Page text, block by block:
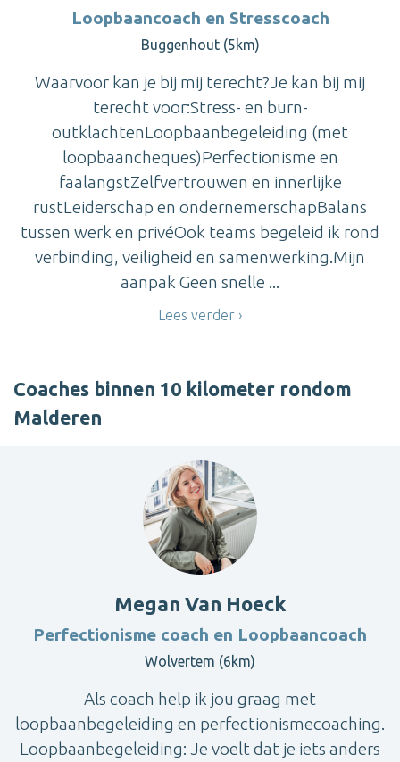
Loopbaancoach en Stresscoach
Buggenhout (5km)
Waarvoor kan je bij mij terecht?Je kan bij mij
terecht voor:Stress- en burn-
outklachtenLoopbaanbegeleiding (met
loopbaancheques)Perfectionisme en
faalangstZelfvertrouwen en innerlijke
rustLeiderschap en ondernemerschapBalans
tussen werk en privéOok teams begeleid ik rond
verbinding, veiligheid en samenwerking.Mijn
aanpak Geen snelle ...
Lees verder
Coaches binnen 10 kilometer rondom
Malderen
Megan Van Hoeck
Perfectionisme coach en Loopbaancoach
Wolvertem (6km)
Als coach help ik jou graag met
loopbaanbegeleiding en perfectionismecoaching.
Loopbaanbegeleiding: Je voelt dat je iets anders